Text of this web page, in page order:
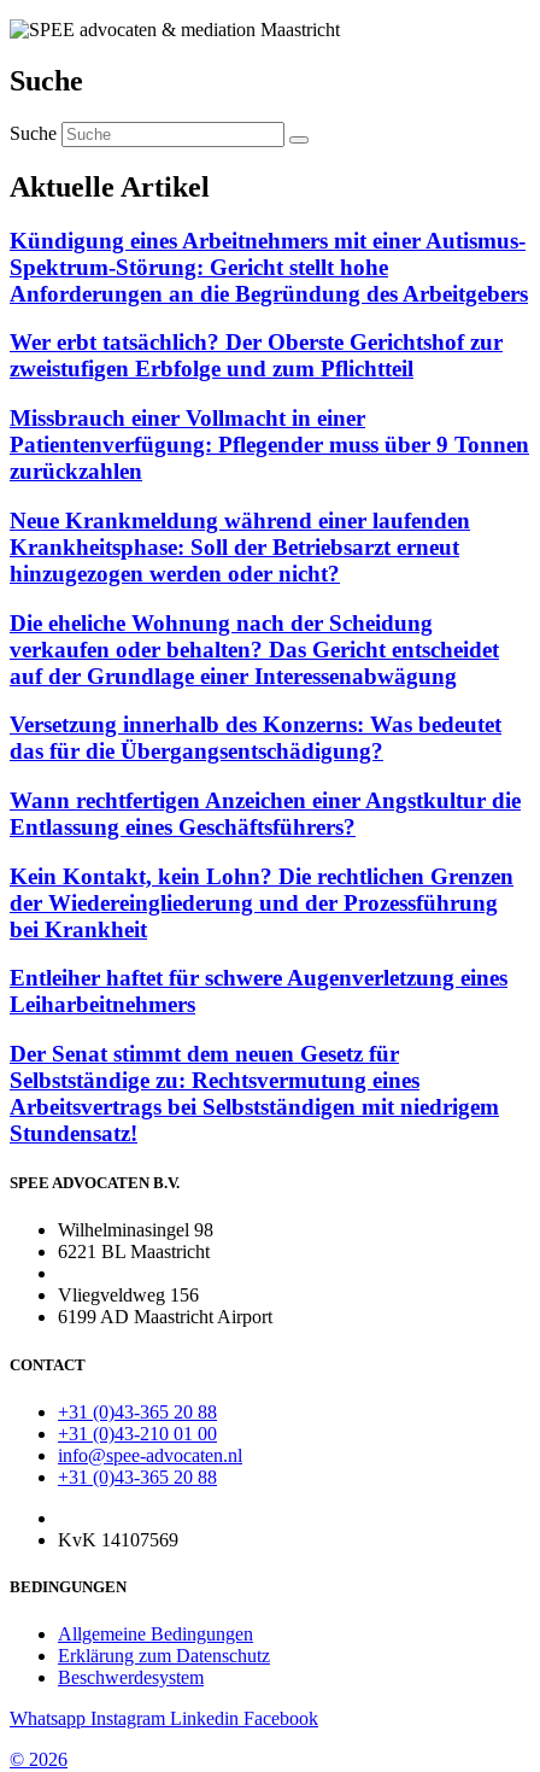
Suche
Suche
Aktuelle Artikel
Kündigung eines Arbeitnehmers mit einer Autismus-
Spektrum-Störung: Gericht stellt hohe
Anforderungen an die Begründung des Arbeitgebers
Wer erbt tatsächlich? Der Oberste Gerichtshof zur
zweistufigen Erbfolge und zum Pflichtteil
Missbrauch einer Vollmacht in einer
Patientenverfügung: Pflegender muss über 9 Tonnen
zurückzahlen
Neue Krankmeldung während einer laufenden
Krankheitsphase: Soll der Betriebsarzt erneut
hinzugezogen werden oder nicht?
Die eheliche Wohnung nach der Scheidung
verkaufen oder behalten? Das Gericht entscheidet
auf der Grundlage einer Interessenabwägung
Versetzung innerhalb des Konzerns: Was bedeutet
das für die Übergangsentschädigung?
Wann rechtfertigen Anzeichen einer Angstkultur die
Entlassung eines Geschäftsführers?
Kein Kontakt, kein Lohn? Die rechtlichen Grenzen
der Wiedereingliederung und der Prozessführung
bei Krankheit
Entleiher haftet für schwere Augenverletzung eines
Leiharbeitnehmers
Der Senat stimmt dem neuen Gesetz für
Selbstständige zu: Rechtsvermutung eines
Arbeitsvertrags bei Selbstständigen mit niedrigem
Stundensatz!
SPEE ADVOCATEN B.V.
Wilhelminasingel 98
6221 BL Maastricht
Vliegveldweg 156
6199 AD Maastricht Airport
CONTACT
+31 (0)43-365 20 88
+31 (0)43-210 01 00
info@spee-advocaten.nl
+31 (0)43-365 20 88
KvK 14107569
BEDINGUNGEN
Allgemeine Bedingungen
Erklärung zum Datenschutz
Beschwerdesystem
Whatsapp Instagram Linkedin Facebook
© 2026